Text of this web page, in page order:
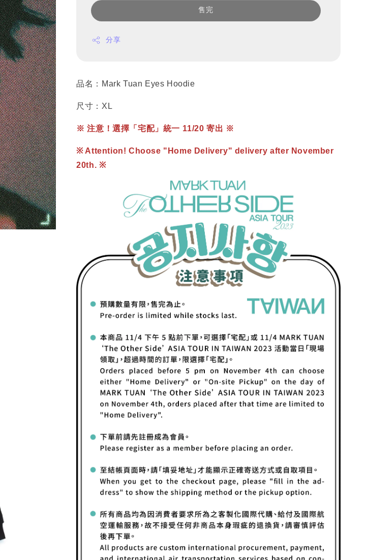
售完
分享
品名：Mark Tuan Eyes Hoodie
尺寸：XL
※ 注意！選擇「宅配」統一 11/20 寄出 ※
※ Attention! Choose "Home Delivery" delivery after November
20th. ※